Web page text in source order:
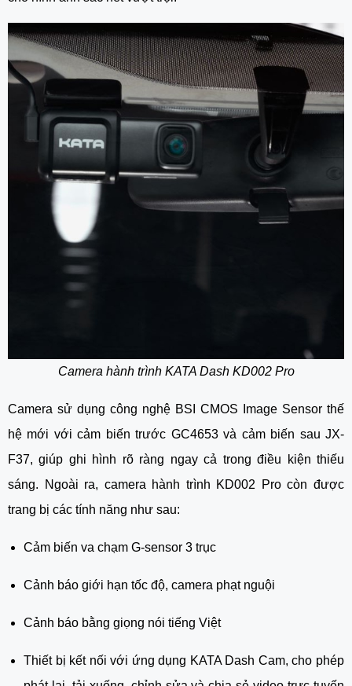
Camera hành trình KATA Dash KD002 Pro
Camera sử dụng công nghệ BSI CMOS Image Sensor thế
hệ mới với cảm biến trước GC4653 và cảm biến sau JX-
F37, giúp ghi hình rõ ràng ngay cả trong điều kiện thiếu
sáng. Ngoài ra, camera hành trình KD002 Pro còn được
trang bị các tính năng như sau:
Cảm biến va chạm G-sensor 3 trục
Cảnh báo giới hạn tốc độ, camera phạt nguội
Cảnh báo bằng giọng nói tiếng Việt
Thiết bị kết nối với ứng dụng KATA Dash Cam, cho phép